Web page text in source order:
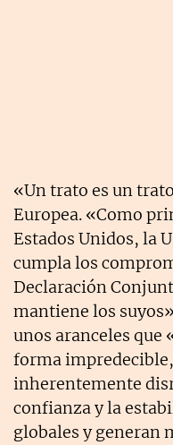
«Un trato es un
Europea. «Como
Estados Unidos, la
cumpla los
Declaración
mantiene los
unos aranceles que
forma
inherentemente
confianza y la
globales y generan